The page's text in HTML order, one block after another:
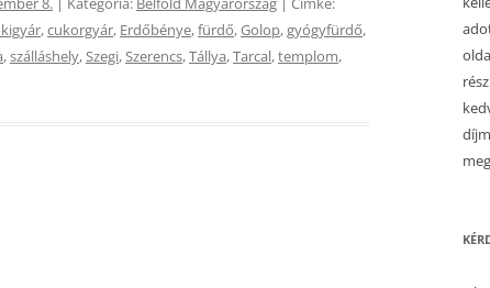
,cukorgyár, Erdőbénye,fürdő,Golop,gyógyfürdő,
,szálláshely,Szegi,Szerencs,Tállya,Tarcal,templom,